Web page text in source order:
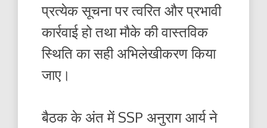
प्रत्येक सूचना पर त्वरित और प्रभावी
कार्रवाई हो तथा मौके की वास्तविक
स्थिति का सही अभिलेखीकरण किया
जाए।
बैठक के अंत में SSP अनुराग आर्य ने